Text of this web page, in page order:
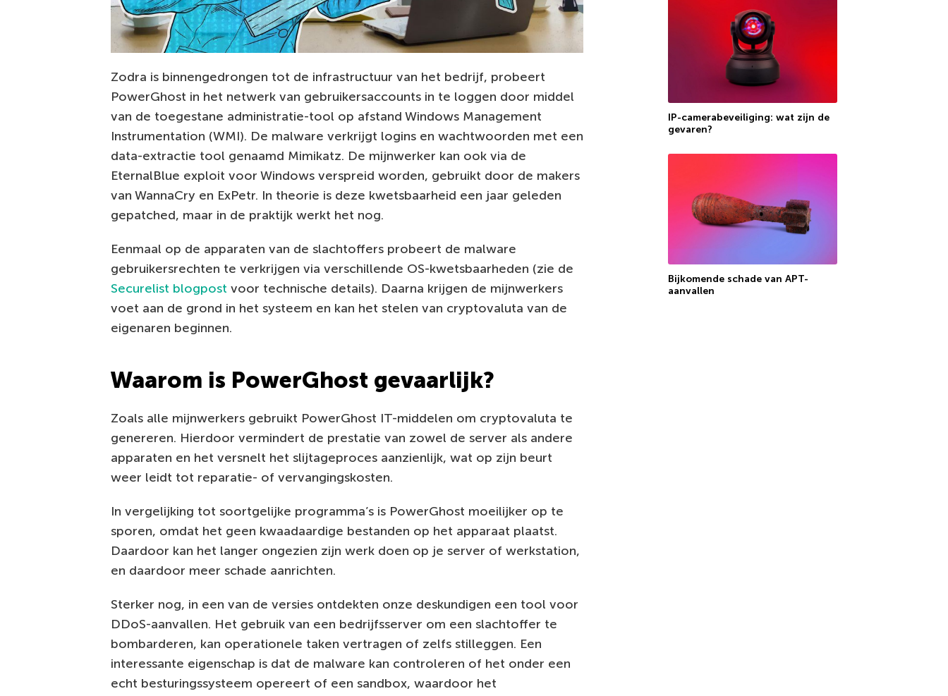
Zodra is binnengedrongen tot de infrastructuur van het bedrijf, probeert
PowerGhost in het netwerk van gebruikersaccounts in te loggen door middel
van de toegestane administratie-tool op afstand Windows Management
Instrumentation (WMI). De malware verkrijgt logins en wachtwoorden met een
data-extractie tool genaamd Mimikatz. De mijnwerker kan ook via de
EternalBlue exploit voor Windows verspreid worden, gebruikt door de makers
van WannaCry en ExPetr. In theorie is deze kwetsbaarheid een jaar geleden
gepatched, maar in de praktijk werkt het nog.
Eenmaal op de apparaten van de slachtoffers probeert de malware
gebruikersrechten te verkrijgen via verschillende OS-kwetsbaarheden (zie de
Securelist blogpost voor technische details). Daarna krijgen de mijnwerkers
voet aan de grond in het systeem en kan het stelen van cryptovaluta van de
eigenaren beginnen.
Waarom is PowerGhost gevaarlijk?
Zoals alle mijnwerkers gebruikt PowerGhost IT-middelen om cryptovaluta te
genereren. Hierdoor vermindert de prestatie van zowel de server als andere
apparaten en het versnelt het slijtageproces aanzienlijk, wat op zijn beurt
weer leidt tot reparatie- of vervangingskosten.
In vergelijking tot soortgelijke programma’s is PowerGhost moeilijker op te
sporen, omdat het geen kwaadaardige bestanden op het apparaat plaatst.
Daardoor kan het langer ongezien zijn werk doen op je server of werkstation,
en daardoor meer schade aanrichten.
Sterker nog, in een van de versies ontdekten onze deskundigen een tool voor
DDoS-aanvallen. Het gebruik van een bedrijfsserver om een slachtoffer te
bombarderen, kan operationele taken vertragen of zelfs stilleggen. Een
interessante eigenschap is dat de malware kan controleren of het onder een
echt besturingssysteem opereert of een sandbox, waardoor het
IP-camerabeveiliging: wat zijn de
gevaren?
Bijkomende schade van APT-
aanvallen